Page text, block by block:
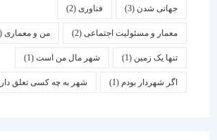
جهانی شدن(3) فناوری (2)
معمار و مسئولیت اجتماعی (2) من و معماری (1)
تنها یک زمین(1) شهر مال من است(1)
اگر شهردار بودم (1) شهر به چه کسی تعلق دارد(1)